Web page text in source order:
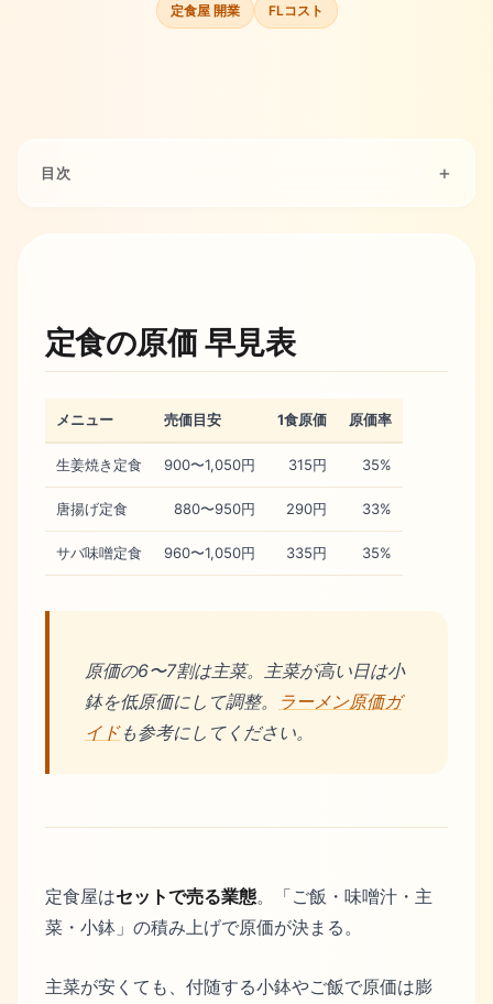
定食屋 開業 FLコスト
目次
定食の原価 早見表
メニュー 売価目安 1食原価 原価率
生姜焼き定食 900〜1,050円 315円 35%
唐揚げ定食 880〜950円 290円 33%
サバ味噌定食 960〜1,050円 335円 35%
原価の6〜7割は主菜。主菜が高い日は小
鉢を低原価にして調整。
ラーメン原価ガ
イドも参考にしてください。
定食屋はセットで売る業態。「ご飯・味噌汁・主
菜・小鉢」の積み上げで原価が決まる。
主菜が安くても、付随する小鉢やご飯で原価は膨